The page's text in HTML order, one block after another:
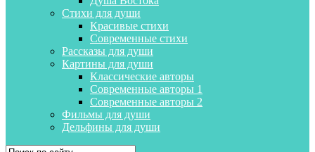
Стихи для души
Красивые стихи
Современные стихи
Рассказы для души
Картины для души
Классические авторы
Современные авторы 1
Современные авторы 2
Фильмы для души
Дельфины для души